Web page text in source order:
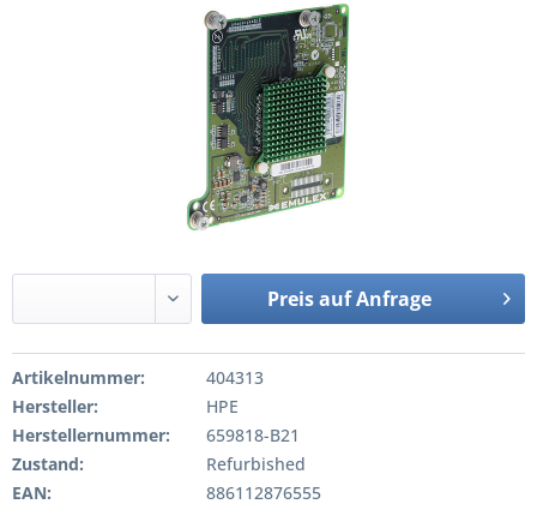
Preis auf Anfrage
Artikelnummer:
404313
Hersteller:
HPE
Herstellernummer:
659818-B21
Zustand:
Refurbished
EAN:
886112876555